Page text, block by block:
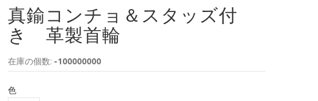
真鍮コンチョ＆スタッズ付
き 革製首輪
在庫の個数: -100000000
色